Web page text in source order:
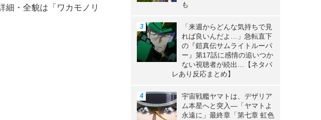
細・全貌は「ワカモノリ
も
「来週からどんな気持ちで見
れば良いんだよ…」急転直下
の『鎧真伝サムライトルーパ
ー』第17話に感情の追いつか
ない視聴者が続出…【ネタバ
レあり反応まとめ】
宇宙戦艦ヤマトは、デザリア
ム本星へと突入―「ヤマトよ
永遠に」最終章「第七章 虹色